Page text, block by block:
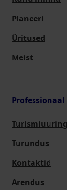
Planeeri
Üritused
Meist
Professionaal
Turundus
Kontaktid
Arendus